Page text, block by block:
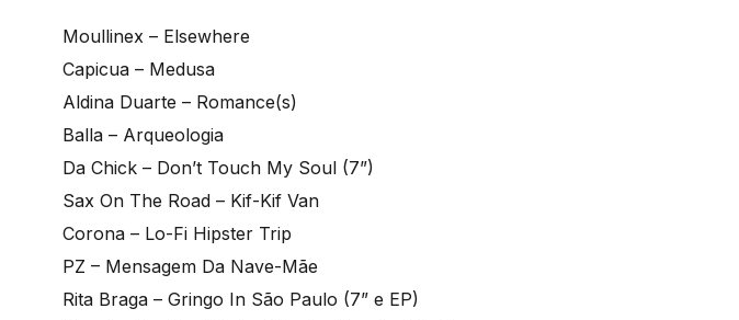
Moullinex – Elsewhere
Capicua – Medusa
Aldina Duarte – Romance(s)
Balla – Arqueologia
Da Chick – Don’t Touch My Soul (7”)
Sax On The Road – Kif-Kif Van
Corona – Lo-Fi Hipster Trip
PZ – Mensagem Da Nave-Mãe
Rita Braga – Gringo In São Paulo (7” e EP)